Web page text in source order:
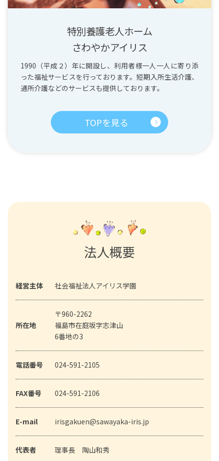
特別養護老人ホーム
さわやかアイリス
1990（平成２）年に開設し、利用者様一人一人に寄り添
った福祉サービスを行っております。短期入所生活介護、
通所介護などのサービスも提供しております。
TOPを見る
法人概要
経営主体 社会福祉法人アイリス学園
所在地
〒960-2262
福島市在庭坂字志津山
6番地の3
電話番号 024-591-2105
FAX番号 024-591-2106
E-mail irisgakuen@sawayaka-iris.jp
代表者 理事長 陶山和秀